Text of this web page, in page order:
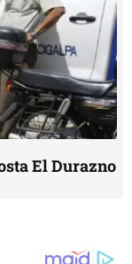
El Durazno